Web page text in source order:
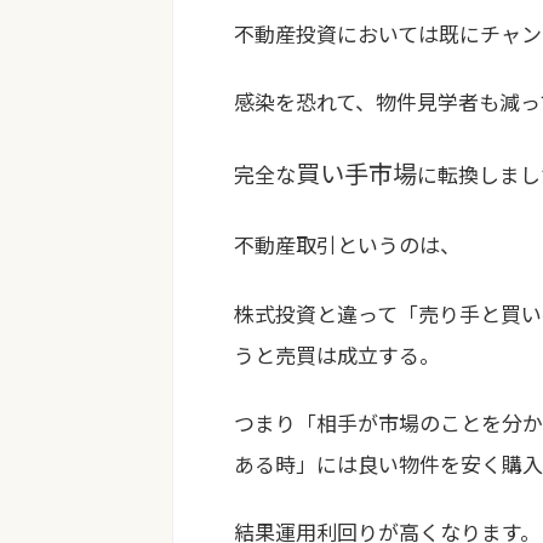
不動産投資においては既にチャ
感染を恐れて、物件見学者も減
完全な買い手市場に転換しま
不動産取引というのは、
株式投資と違って「売り手と買
うと売買は成立する。
つまり「相手が市場のことを分
ある時」には良い物件を安く購
結果運用利回りが高くなります。